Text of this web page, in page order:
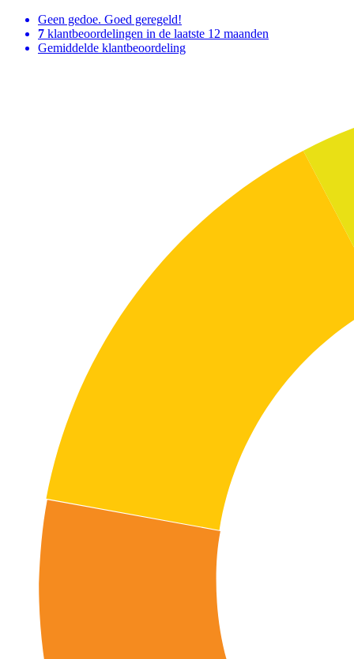
Geen gedoe. Goed geregeld!
7 klantbeoordelingen in de laatste 12 maanden
Gemiddelde klantbeoordeling